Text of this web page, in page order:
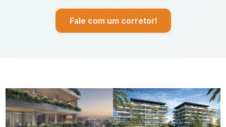
Fale com um corretor!